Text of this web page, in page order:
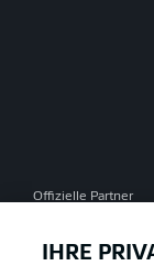
Offizielle Partner
IHRE